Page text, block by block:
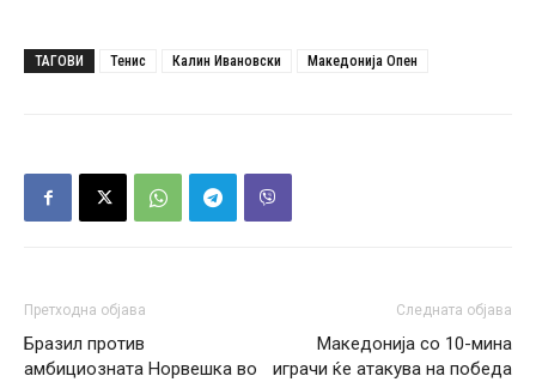
ТАГОВИ Тенис Калин Ивановски Македонија Опен
Претходна објава
Бразил против
амбициозната Норвешка во
Следната објава
Македонија со 10-мина
играчи ќе атакува на победа